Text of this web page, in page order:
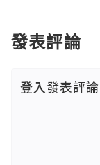
發表評論
登入發表評論